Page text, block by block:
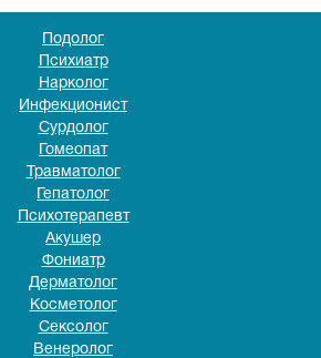
Подолог
Психиатр
Нарколог
Инфекционист
Сурдолог
Гомеопат
Травматолог
Гепатолог
Психотерапевт
Акушер
Фониатр
Дерматолог
Косметолог
Сексолог
Венеролог